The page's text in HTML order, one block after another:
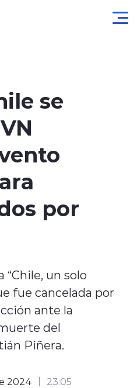
se
por
“Chile, un solo
fue cancelada por
ante la
del
Piñera.
2024 23:05